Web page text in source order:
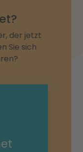
der jetzt
Sie sich